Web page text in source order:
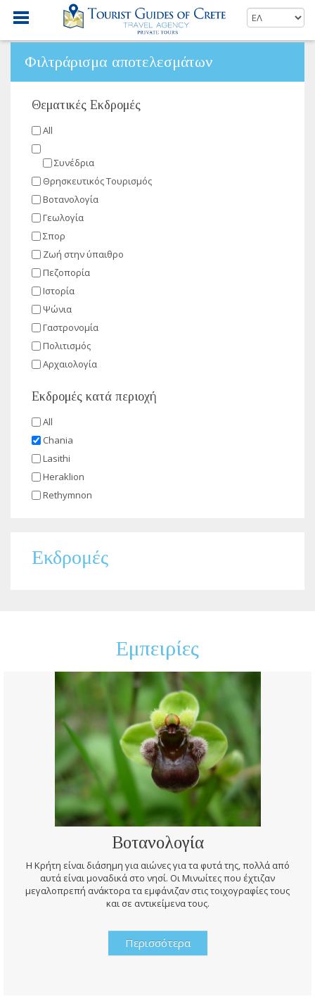
Φιλτράρισμα αποτελεσμάτων
Θεματικές Εκδρομές
All
Συνέδρια
Θρησκευτικός Τουρισμός
Βοτανολογία
Γεωλογία
Σπορ
Ζωή στην ύπαιθρο
Πεζοπορία
Ιστορία
Ψώνια
Γαστρονομία
Πολιτισμός
Αρχαιολογία
Εκδρομές κατά περιοχή
All
Chania
Lasithi
Heraklion
Rethymnon
Εκδρομές
Εμπειρίες
Βοτανολογία
Η Κρήτη είναι διάσημη για αιώνες για τα φυτά της, πολλά από
αυτά είναι μοναδικά στο νησί. Οι Μινωίτες που έχτιζαν
μεγαλοπρεπή ανάκτορα τα εμφάνιζαν στις τοιχογραφίες τους
και σε αντικείμενα τους.
Περισσότερα